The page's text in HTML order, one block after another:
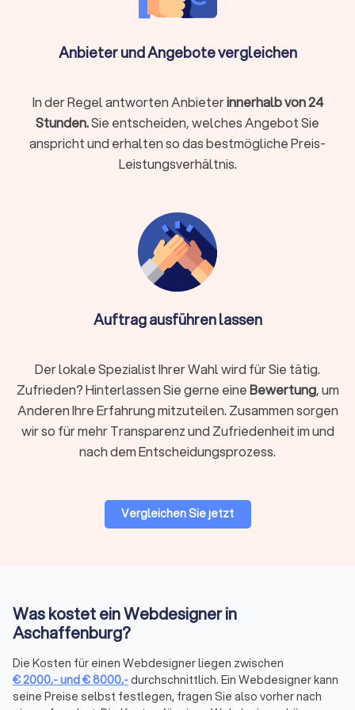
Beratung, Zielbild, Seitenstruktur, Wireframes
Umsetzung in CMS (z. B. WordPress/Webflow) oder Shop
Basis-SEO (saubere Struktur, Meta, Schema),
Performance-Tuning
DSGVO-Basics (Cookie-Hinweis, Impressum/Datenschutz,
ohne Rechtsberatung)
Webshop mit Zahlarten/Versandregeln, Produktvarianten,
Mitgliederbereich)
Relaunch ohne Ranking-Verlust (Weiterleitungen, Tracking,
Consent)
Über die Filter auf Trustlocal können Sie gezielt nach den
passenden Leistungen suchen: neue Website, Webshop oder
App, Relaunch bestehender Seiten, Marketing und SEO,
Kosten und Wartungsaufwand erheblich. Hier die wichtigsten
Optionen:
WordPress vs. Webflow für Websites
WordPressist das weltweit am häufigsten genutzte CMS. Es
Anbieter und Angebote vergleichen
In der Regel antworten Anbieterinnerhalb von 24
Stunden.Sie entscheiden, welches Angebot Sie
anspricht und erhalten so das bestmögliche Preis-
Leistungsverhältnis.
Auftrag ausführen lassen
Der lokale Spezialist Ihrer Wahl wird für Sie tätig.
Zufrieden? Hinterlassen Sie gerne eineBewertung, um
Anderen Ihre Erfahrung mitzuteilen. Zusammen sorgen
wir so für mehr Transparenz und Zufriedenheit im und
nach dem Entscheidungsprozess.
Vergleichen Sie jetzt
Was kostet ein Webdesigner in
Aschaffenburg?
Die Kosten für einen Webdesigner liegen zwischen
€2000,-und€8000,-durchschnittlich. Ein Webdesigner kann
seine Preise selbst festlegen, fragen Sie also vorher nach